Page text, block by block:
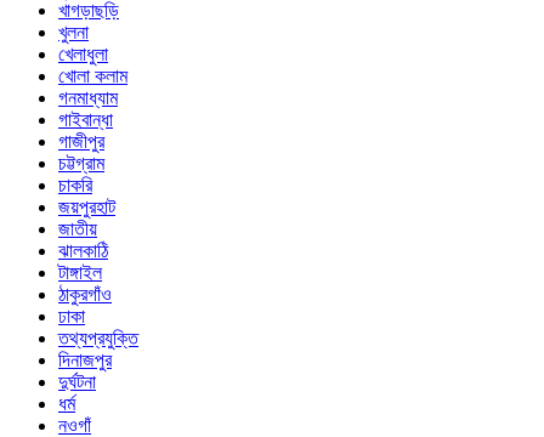
খাগড়াছড়ি
খুলনা
খেলাধুলা
খোলা কলাম
গনমাধ্যাম
গাইবান্ধা
গাজীপুর
চট্টগ্রাম
চাকরি
জয়পুরহাট
জাতীয়
ঝালকাঠি
টাঙ্গাইল
ঠাকুরগাঁও
ঢাকা
তথ্যপ্রযুক্তি
দিনাজপুর
দুর্ঘটনা
ধর্ম
নওগাঁ